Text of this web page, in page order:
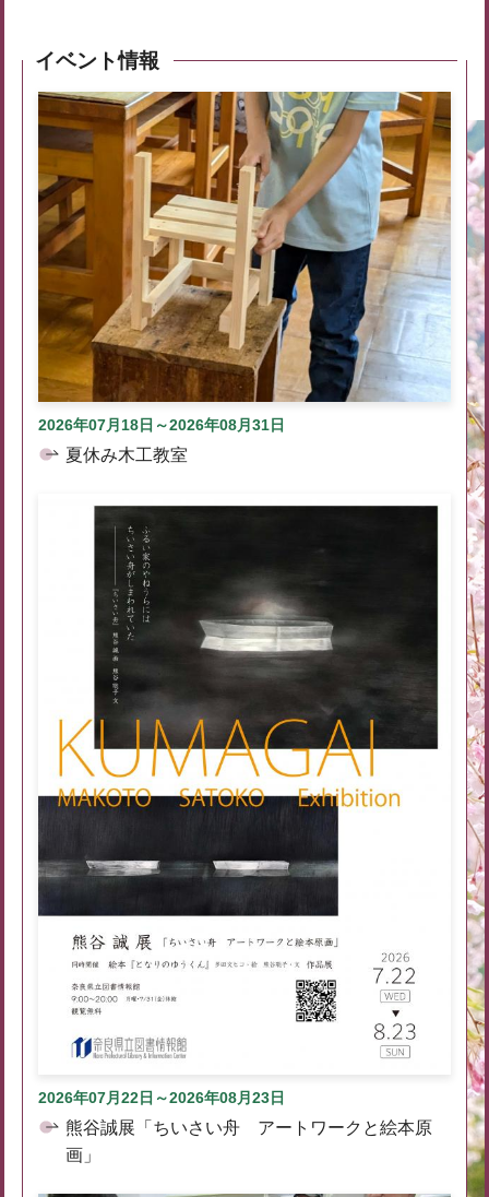
イベント情報
2026年07月18日～2026年08月31日
夏休み木工教室
2026年07月22日～2026年08月23日
熊谷誠展「ちいさい舟 アートワークと絵本原
画」